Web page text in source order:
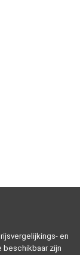
en
zijn